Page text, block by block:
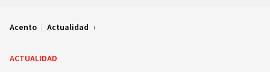
Acento | Actualidad
ACTUALIDAD